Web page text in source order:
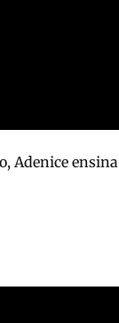
Adenice ensina